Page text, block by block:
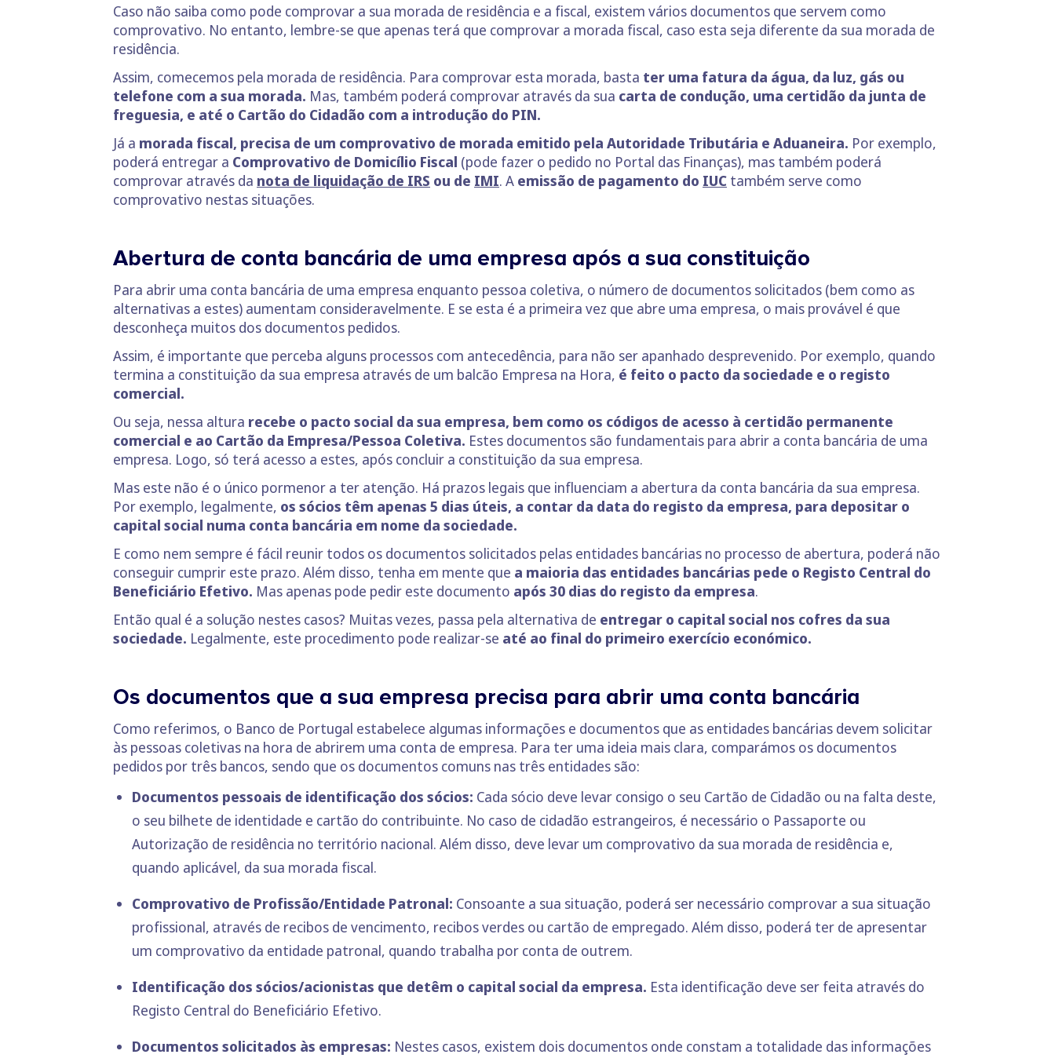
Caso não saiba como pode comprovar a sua morada de residência e a fiscal, existem vários documentos que servem como
comprovativo. No entanto, lembre-se que apenas terá que comprovar a morada fiscal, caso esta seja diferente da sua morada de
residência.
Assim, comecemos pela morada de residência. Para comprovar esta morada, basta ter uma fatura da água, da luz, gás ou
telefone com a sua morada. Mas, também poderá comprovar através da sua carta de condução, uma certidão da junta de
freguesia, e até o Cartão do Cidadão com a introdução do PIN.
Já a morada fiscal, precisa de um comprovativo de morada emitido pela Autoridade Tributária e Aduaneira. Por exemplo,
poderá entregar a Comprovativo de Domicílio Fiscal (pode fazer o pedido no Portal das Finanças), mas também poderá
comprovar através da nota de liquidação de IRS ou de IMI. A emissão de pagamento do IUC também serve como
comprovativo nestas situações.
Abertura de conta bancária de uma empresa após a sua constituição
Para abrir uma conta bancária de uma empresa enquanto pessoa coletiva, o número de documentos solicitados (bem como as
alternativas a estes) aumentam consideravelmente. E se esta é a primeira vez que abre uma empresa, o mais provável é que
desconheça muitos dos documentos pedidos.
Assim, é importante que perceba alguns processos com antecedência, para não ser apanhado desprevenido. Por exemplo, quando
termina a constituição da sua empresa através de um balcão Empresa na Hora, é feito o pacto da sociedade e o registo
comercial.
Ou seja, nessa altura recebe o pacto social da sua empresa, bem como os códigos de acesso à certidão permanente
comercial e ao Cartão da Empresa/Pessoa Coletiva. Estes documentos são fundamentais para abrir a conta bancária de uma
empresa. Logo, só terá acesso a estes, após concluir a constituição da sua empresa.
Mas este não é o único pormenor a ter atenção. Há prazos legais que influenciam a abertura da conta bancária da sua empresa.
Por exemplo, legalmente, os sócios têm apenas 5 dias úteis, a contar da data do registo da empresa, para depositar o
capital social numa conta bancária em nome da sociedade.
E como nem sempre é fácil reunir todos os documentos solicitados pelas entidades bancárias no processo de abertura, poderá não
conseguir cumprir este prazo. Além disso, tenha em mente que a maioria das entidades bancárias pede o Registo Central do
Beneficiário Efetivo. Mas apenas pode pedir este documento após 30 dias do registo da empresa.
Então qual é a solução nestes casos? Muitas vezes, passa pela alternativa de entregar o capital social nos cofres da sua
sociedade. Legalmente, este procedimento pode realizar-se até ao final do primeiro exercício económico.
Os documentos que a sua empresa precisa para abrir uma conta bancária
Como referimos, o Banco de Portugal estabelece algumas informações e documentos que as entidades bancárias devem solicitar
às pessoas coletivas na hora de abrirem uma conta de empresa. Para ter uma ideia mais clara, comparámos os documentos
pedidos por três bancos, sendo que os documentos comuns nas três entidades são:
Documentos pessoais de identificação dos sócios: Cada sócio deve levar consigo o seu Cartão de Cidadão ou na falta deste,
o seu bilhete de identidade e cartão do contribuinte. No caso de cidadão estrangeiros, é necessário o Passaporte ou
Autorização de residência no território nacional. Além disso, deve levar um comprovativo da sua morada de residência e,
quando aplicável, da sua morada fiscal.
Comprovativo de Profissão/Entidade Patronal: Consoante a sua situação, poderá ser necessário comprovar a sua situação
profissional, através de recibos de vencimento, recibos verdes ou cartão de empregado. Além disso, poderá ter de apresentar
um comprovativo da entidade patronal, quando trabalha por conta de outrem.
Identificação dos sócios/acionistas que detêm o capital social da empresa. Esta identificação deve ser feita através do
Registo Central do Beneficiário Efetivo.
Documentos solicitados às empresas: Nestes casos, existem dois documentos onde constam a totalidade das informações